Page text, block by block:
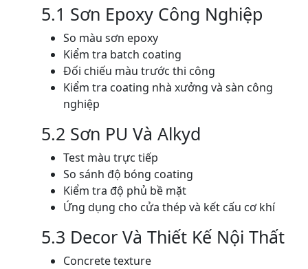
5.1 Sơn Epoxy Công Nghiệp
So màu sơn epoxy
Kiểm tra batch coating
Đối chiếu màu trước thi công
Kiểm tra coating nhà xưởng và sàn công
nghiệp
5.2 Sơn PU Và Alkyd
Test màu trực tiếp
So sánh độ bóng coating
Kiểm tra độ phủ bề mặt
Ứng dụng cho cửa thép và kết cấu cơ khí
5.3 Decor Và Thiết Kế Nội Thất
Concrete texture